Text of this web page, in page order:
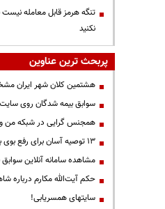
تنگه هرمز قابل معامله نیست
نکنید
پربحث ترین عناوین
هشتمین کلان شهر ایران
سوابق بیمه شدگان روی
همجنس گرایی در شبکه من
13 توصیه آسان برای رفع بوی بد دهان
مشاهده سامانه آنلاين سوابق
حكم آيت‌الله مكارم درباره
سایتهای همسریابی!